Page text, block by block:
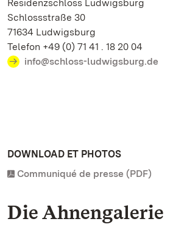
Residenzschloss Ludwigsburg
Schlossstraße 30
71634 Ludwigsburg
Telefon +49 (0) 71 41 . 18 20 04
info@schloss-ludwigsburg.de
DOWNLOAD ET PHOTOS
Communiqué de presse (PDF)
Die Ahnengalerie